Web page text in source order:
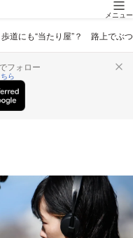
メニュー
歩道にも“当たり屋”？ 路上でぶ
フォロー
ら